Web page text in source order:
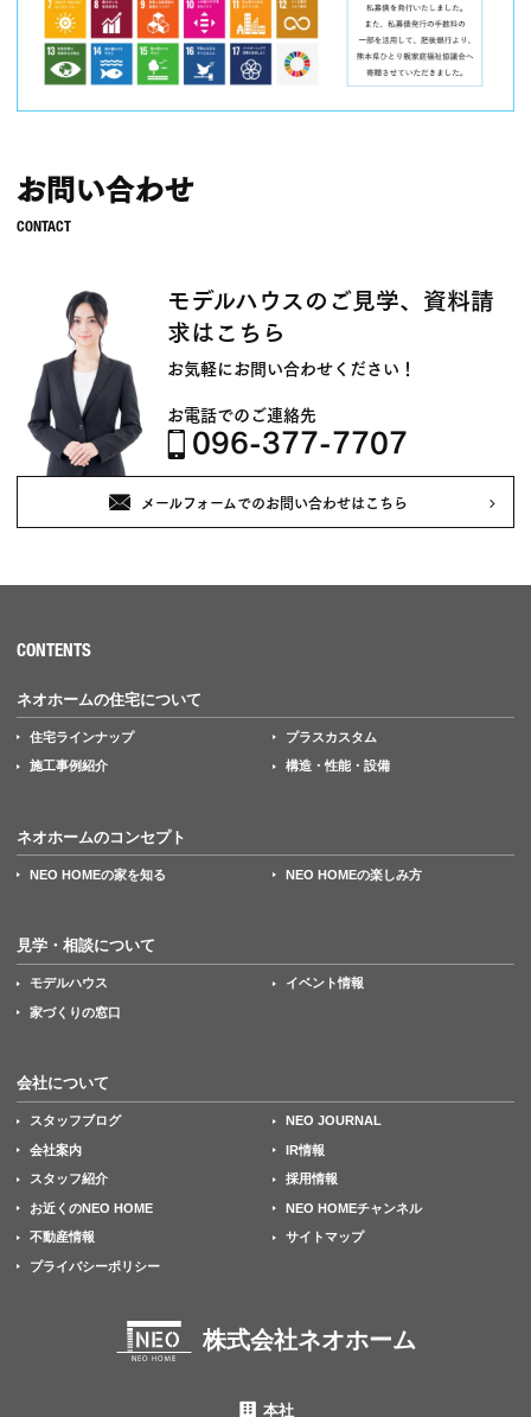
お問い合わせ
モデルハウスのご見学、資料請
求はこちら
お気軽にお問い合わせください！
お電話でのご連絡先
096-377-7707
メールフォームでのお問い合わせはこちら
CONTENTS
ネオホームの住宅について
住宅ラインナップ プラスカスタム
施工事例紹介 構造・性能・設備
ネオホームのコンセプト
NEO HOMEの家を知る NEO HOMEの楽しみ方
見学・相談について
モデルハウス イベント情報
家づくりの窓口
会社について
スタッフブログ NEO JOURNAL
会社案内 IR情報
スタッフ紹介 採用情報
お近くのNEO HOME NEO HOMEチャンネル
不動産情報 サイトマップ
プライバシーポリシー
株式会社ネオホーム
本社